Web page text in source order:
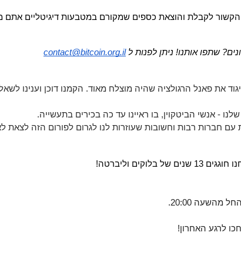
לקבלת והוצאת כספים שמקורם במטבעות דיגיטליים אתם
שתפו אותנו! ניתן לפנות ל contact@bitcoin.org.il
- אנשי הביטקוין, בו ראיינו עד כה בכירים בתעשייה.
חברות רבות וחשובות שעוזרות לנו לגרום לפורום הזה לצאת
וליברטה!
מהשעה 20:00.
לרגע האחרון!